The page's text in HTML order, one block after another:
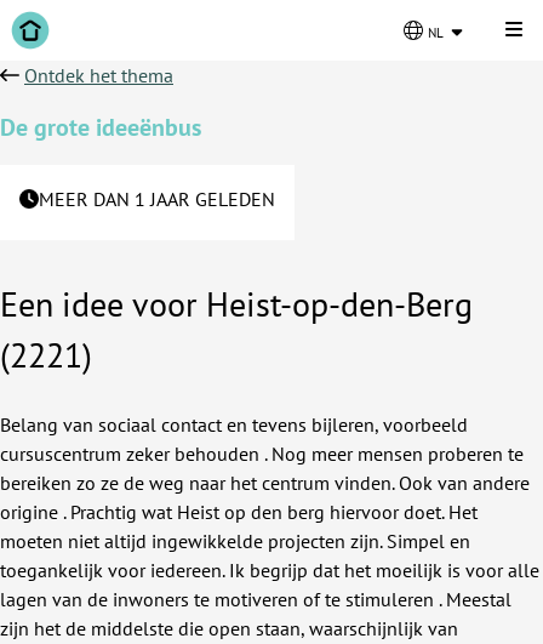
nl
Ontdek het thema
De grote ideeënbus
MEER DAN 1 JAAR GELEDEN
Een idee voor Heist-op-den-Berg
(2221)
Belang van sociaal contact en tevens bijleren, voorbeeld
cursuscentrum zeker behouden . Nog meer mensen proberen te
bereiken zo ze de weg naar het centrum vinden. Ook van andere
origine . Prachtig wat Heist op den berg hiervoor doet. Het
moeten niet altijd ingewikkelde projecten zijn. Simpel en
toegankelijk voor iedereen. Ik begrijp dat het moeilijk is voor alle
lagen van de inwoners te motiveren of te stimuleren . Meestal
zijn het de middelste die open staan, waarschijnlijk van